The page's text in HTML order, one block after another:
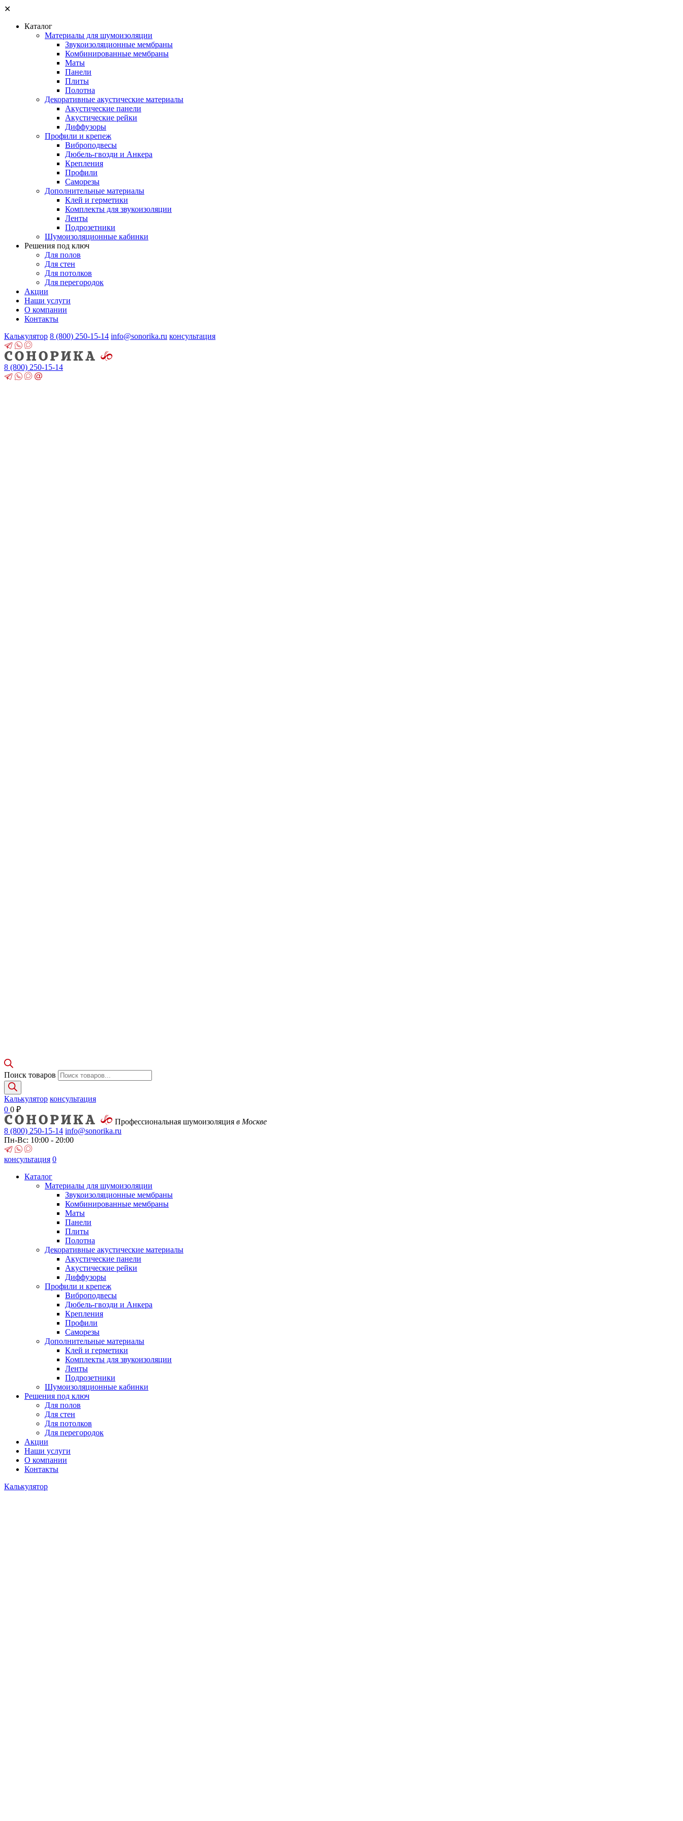
✕
Каталог
Материалы для шумоизоляции
Звукоизоляционные мембраны
Комбинированные мембраны
Маты
Панели
Плиты
Полотна
Декоративные акустические материалы
Акустические панели
Акустические рейки
Диффузоры
Профили и крепеж
Виброподвесы
Дюбель-гвозди и Анкера
Крепления
Профили
Саморезы
Дополнительные материалы
Клей и герметики
Комплекты для звукоизоляции
Ленты
Подрозетники
Шумоизоляционные кабинки
Решения под ключ
Для полов
Для стен
Для потолков
Для перегородок
Акции
Наши услуги
О компании
Контакты
Калькулятор 8 (800) 250-15-14 info@sonorika.ru консультация
8 (800) 250-15-14
Поиск товаров
Калькулятор консультация
0 0 ₽
Профессиональная шумоизоляция в Москве
8 (800) 250-15-14 info@sonorika.ru
Пн-Вс: 10:00 - 20:00
консультация 0
Каталог
Материалы для шумоизоляции
Звукоизоляционные мембраны
Комбинированные мембраны
Маты
Панели
Плиты
Полотна
Декоративные акустические материалы
Акустические панели
Акустические рейки
Диффузоры
Профили и крепеж
Виброподвесы
Дюбель-гвозди и Анкера
Крепления
Профили
Саморезы
Дополнительные материалы
Клей и герметики
Комплекты для звукоизоляции
Ленты
Подрозетники
Шумоизоляционные кабинки
Решения под ключ
Для полов
Для стен
Для потолков
Для перегородок
Акции
Наши услуги
О компании
Контакты
Калькулятор